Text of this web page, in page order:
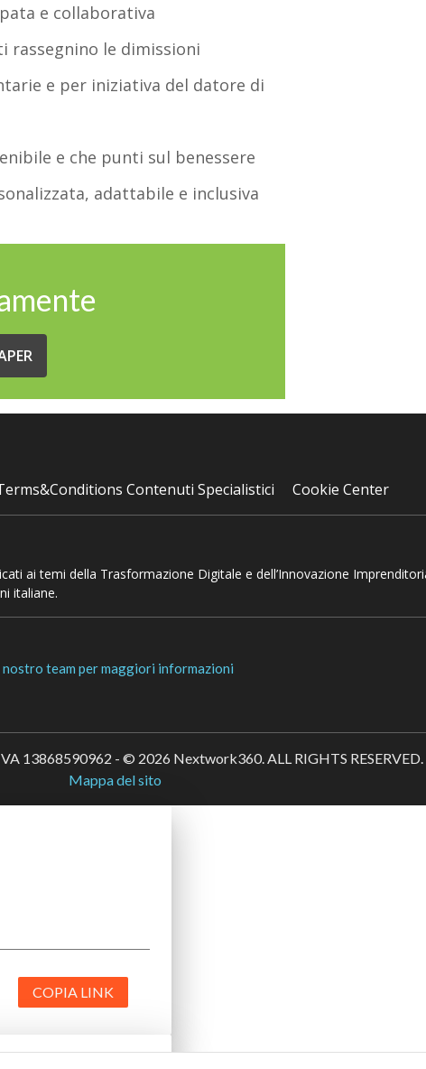
e collaborativa
rassegnino le dimissioni
e per iniziativa del datore di
e che punti sul benessere
adattabile e inclusiva
Contenuti Specialistici Cookie Center
ai temi della Trasformazione Digitale e dell’Innovazione
italiane.
team per maggiori informazioni
13868590962 - © 2026 Nextwork360. ALL RIGHTS RESERVED.
Mappa del sito
COPIA LINK